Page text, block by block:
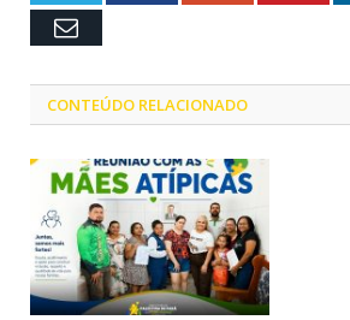
Email
CONTEÚDO RELACIONADO